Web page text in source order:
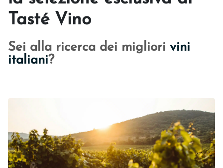
Tasté Vino
Sei alla ricerca dei migliori vini
italiani?